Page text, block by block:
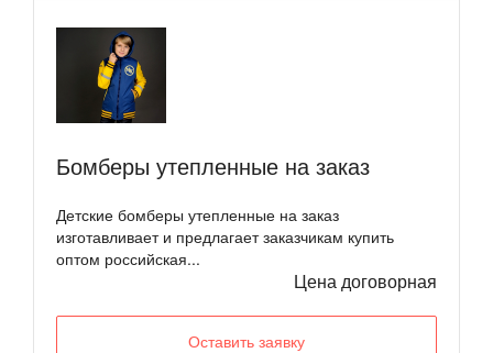
Бомберы утепленные на заказ
Детские бомберы утепленные на заказ
изготавливает и предлагает заказчикам купить
оптом российская...
Цена договорная
Оставить заявку